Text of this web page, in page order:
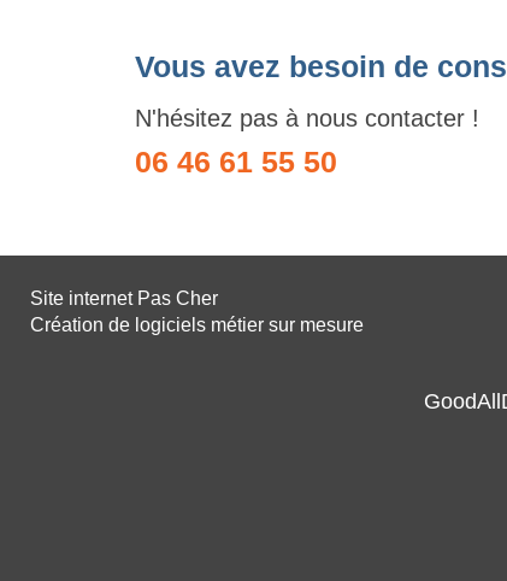
Vous avez besoin de
N'hésitez pas à nous contacter !
06 46 61 55 50
Site internet Pas Cher
Création de logiciels métier sur mesure